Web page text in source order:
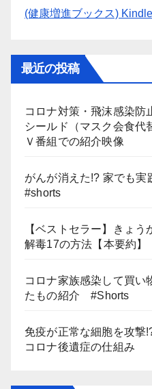
(健康増進ブックス)
最近の投稿
コロナ対策・飛沫感染防
シールド（マスク会食代
Ｖ番組での紹介映像
がんが消えた!? 家でも
#shorts
【ベストセラー】きょ
解毒17の方法【本要約】
コロナ家族感染して買い
たもの紹介 #Shorts
免疫が正常な細胞を攻撃
コロナ後遺症の仕組み